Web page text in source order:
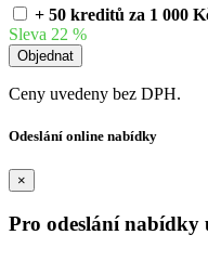
+ 50 kreditů za 1 000
Sleva 22 %
Ceny uvedeny bez DPH.
Odeslání online nabídky
×
Pro odeslání nabídky